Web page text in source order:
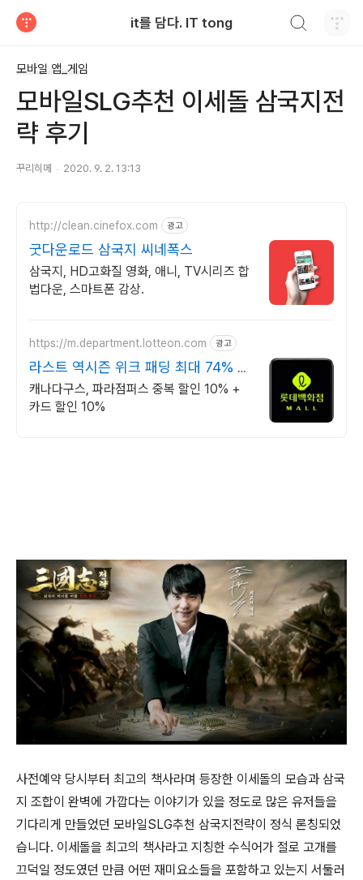
it를 담다. IT tong
모바일 앱_게임
모바일SLG추천 이세돌 삼국지전
략 후기
꾸리히메 2020. 9. 2. 13:13
http://clean.cinefox.com 광고
굿다운로드 삼국지 씨네폭스
삼국지, HD고화질 영화, 애니, TV시리즈 합
법다운, 스마트폰 감상.
https://m.department.lotteon.com 광고
라스트 역시즌 위크 패딩 최대 74% 할
인
캐나다구스, 파라점퍼스 중복 할인 10% +
카드 할인 10%
사전예약 당시부터 최고의 책사라며 등장한 이세돌의 모습과 삼국
지 조합이 완벽에 가깝다는 이야기가 있을 정도로 많은 유저들을
기다리게 만들었던 모바일SLG추천 삼국지전략이 정식 론칭되었
습니다. 이세돌을 최고의 책사라고 지칭한 수식어가 절로 고개를
끄덕일 정도였던 만큼 어떤 재미요소들을 포함하고 있는지 서둘러